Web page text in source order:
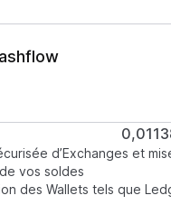
d’Exchanges et
vos soldes
des Wallets tels que